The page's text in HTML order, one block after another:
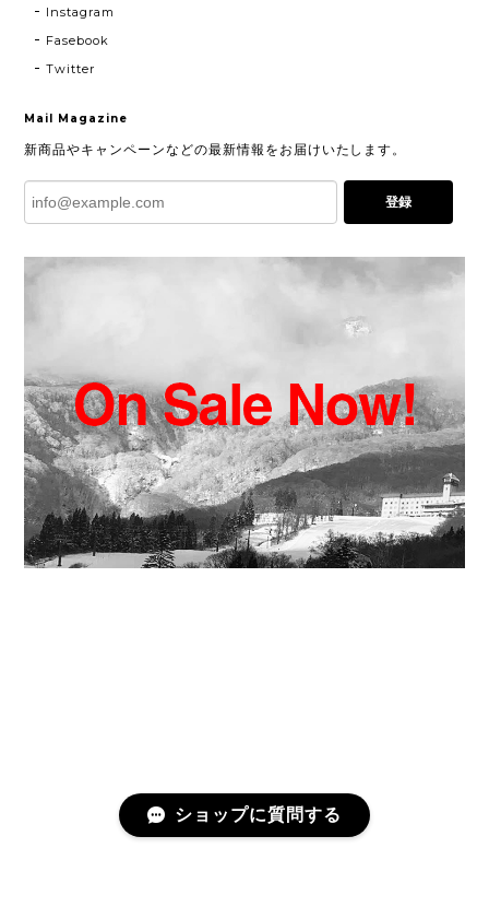
Instagram
Fasebook
Twitter
Mail Magazine
新商品やキャンペーンなどの最新情報をお届けいたします。
登録
ショップに質問する